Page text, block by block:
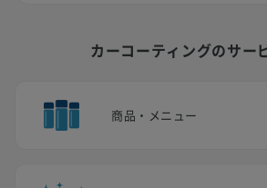
カーコーティングのサー
商品・メニュー